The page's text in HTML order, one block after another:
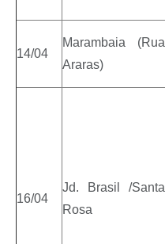
14/04
Marambaia (Rua
Araras)
16/04
Jd. Brasil /Santa
Rosa